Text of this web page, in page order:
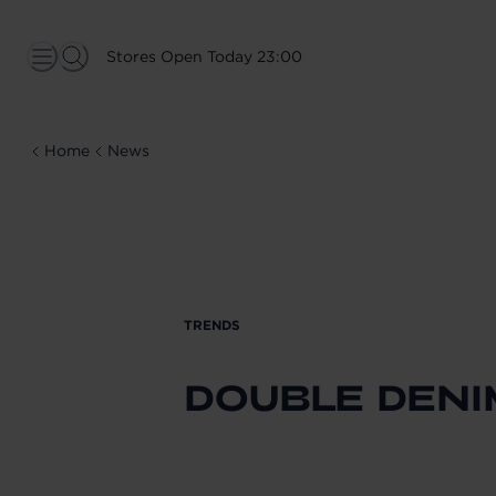
Stores Open Today 23:00
Home News
TRENDS
DOUBLE